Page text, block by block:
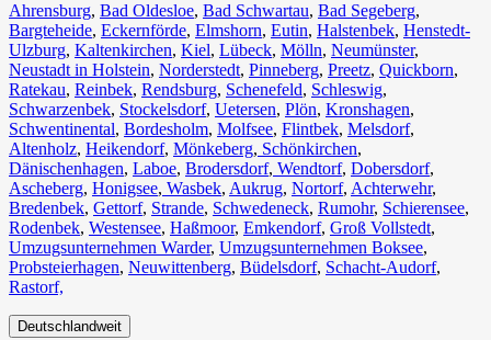
Ahrensburg, Bad Oldesloe, Bad Schwartau, Bad Segeberg,
Bargteheide, Eckernförde, Elmshorn, Eutin, Halstenbek, Henstedt-
Ulzburg, Kaltenkirchen, Kiel, Lübeck, Mölln, Neumünster,
Neustadt in Holstein, Norderstedt, Pinneberg, Preetz, Quickborn,
Ratekau, Reinbek, Rendsburg, Schenefeld, Schleswig,
Schwarzenbek, Stockelsdorf, Uetersen, Plön, Kronshagen,
Schwentinental, Bordesholm, Molfsee, Flintbek, Melsdorf,
Altenholz, Heikendorf, Mönkeberg, Schönkirchen,
Dänischenhagen, Laboe, Brodersdorf, Wendtorf, Dobersdorf,
Ascheberg, Honigsee, Wasbek, Aukrug, Nortorf, Achterwehr,
Bredenbek, Gettorf, Strande, Schwedeneck, Rumohr, Schierensee,
Rodenbek, Westensee, Haßmoor, Emkendorf, Groß Vollstedt,
Umzugsunternehmen Warder, Umzugsunternehmen Boksee,
Probsteierhagen, Neuwittenberg, Büdelsdorf, Schacht-Audorf,
Rastorf,
Deutschlandweit